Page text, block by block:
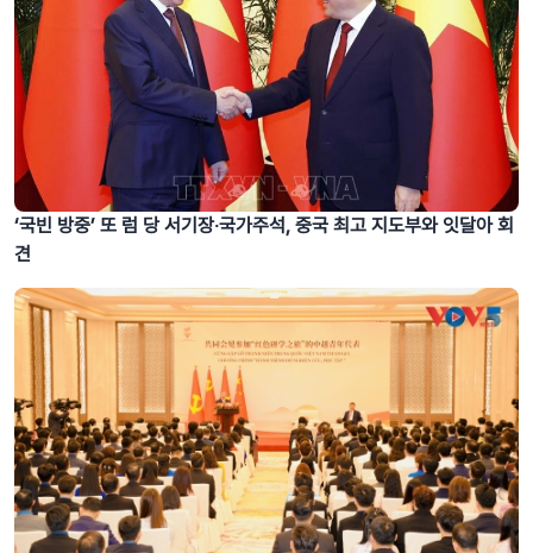
‘국빈 방중’ 또 럼 당 서기장‧국가주석, 중국 최고 지도부와 잇달아 회
견